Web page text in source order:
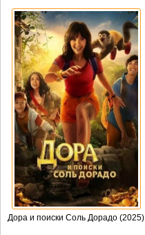
Дора и поиски Соль Дорадо (2025)